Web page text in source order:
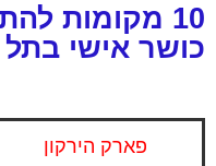
10 מקומות
כושר אישי
פארק הירקון